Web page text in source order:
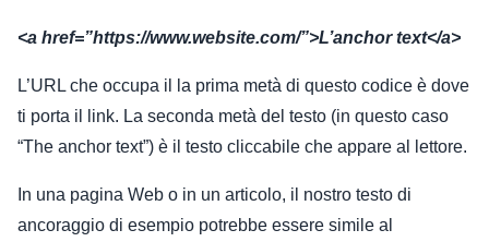
<a href=”https://www.website.com/”>L’anchor text</a>
L’URL che occupa il la prima metà di questo codice è dove
ti porta il link. La seconda metà del testo (in questo caso
“The anchor text”) è il testo cliccabile che appare al lettore.
In una pagina Web o in un articolo, il nostro testo di
ancoraggio di esempio potrebbe essere simile al